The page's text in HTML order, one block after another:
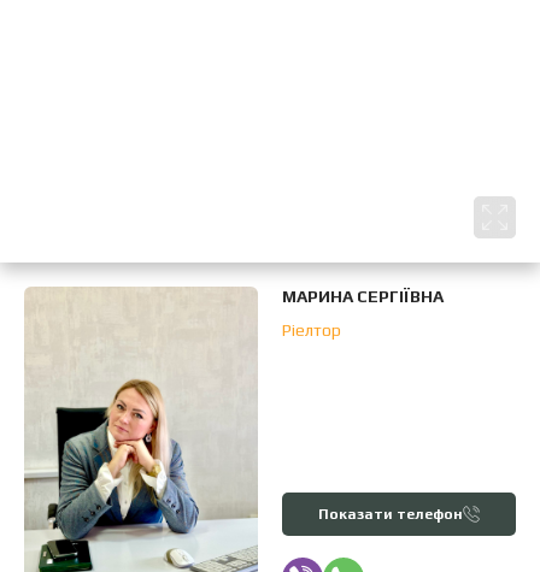
МАРИНА СЕРГІЇВНА
Ріелтор
Показати телефон